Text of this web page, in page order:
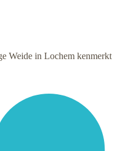
Weide in Lochem